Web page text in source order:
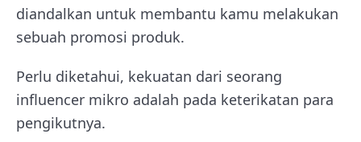
diandalkan untuk membantu kamu melakukan
sebuah promosi produk.
Perlu diketahui, kekuatan dari seorang
influencer mikro adalah pada keterikatan para
pengikutnya.